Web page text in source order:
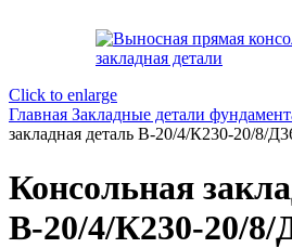
Click to enlarge
Главная Закладные детали
закладная деталь В-20/4/К230-20/8/
Консольная
В-20/4/К230-20/8/